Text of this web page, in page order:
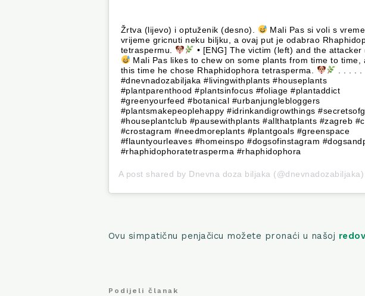
Žrtva (lijevo) i optuženik (desno).
Mali Pas si voli s
vrijeme gricnuti neku biljku, a ovaj put je odabrao
tetraspermu.
• [ENG] The victim (left) and the attacker
Mali Pas likes to chew on some plants from time to time,
this time he chose Rhaphidophora tetrasperma.
#dnevnadozabiljaka #livingwithplants #houseplants
#plantparenthood #plantsinfocus #foliage #plantaddict
#greenyourfeed #botanical #urbanjunglebloggers
#plantsmakepeoplehappy #idrinkandigrowthings
#houseplantclub #pausewithplants #allthatplants #zagreb
#crostagram #needmoreplants #plantgoals #greenspace
#flauntyourleaves #homeinspo #dogsofinstagram
#rhaphidophoratetrasperma #rhaphidophora
A post shared by Dnevna doza biljaka (@dnevnadozabiljaka)
Ovu simpatičnu penjačicu možete pronaći u našoj
Podijeli članak